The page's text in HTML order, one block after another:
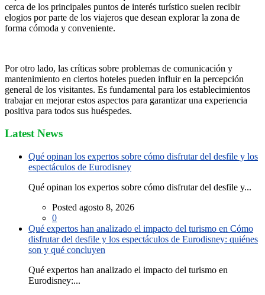
cerca de los principales puntos de interés turístico suelen recibir
elogios por parte de los viajeros que desean explorar la zona de
forma cómoda y conveniente.
Por otro lado, las críticas sobre problemas de comunicación y
mantenimiento en ciertos hoteles pueden influir en la percepción
general de los visitantes. Es fundamental para los establecimientos
trabajar en mejorar estos aspectos para garantizar una experiencia
positiva para todos sus huéspedes.
Latest News
Qué opinan los expertos sobre cómo disfrutar del desfile y los
espectáculos de Eurodisney
Qué opinan los expertos sobre cómo disfrutar del desfile y...
Posted agosto 8, 2026
0
Qué expertos han analizado el impacto del turismo en Cómo
disfrutar del desfile y los espectáculos de Eurodisney: quiénes
son y qué concluyen
Qué expertos han analizado el impacto del turismo en
Eurodisney:...